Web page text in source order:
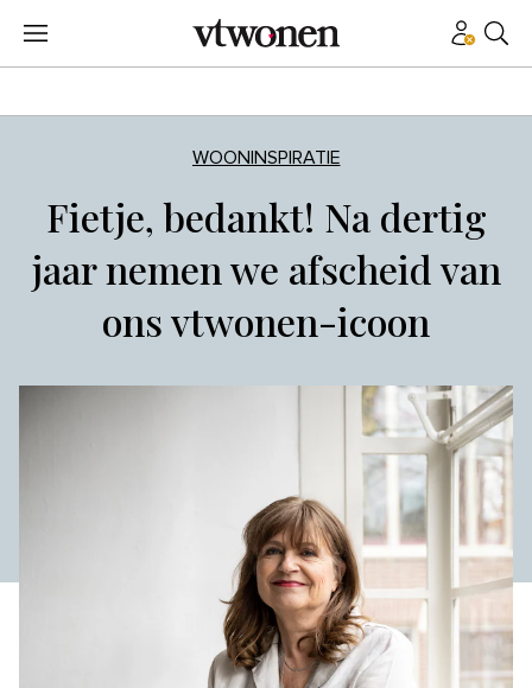
WOONINSPIRATIE
Fietje, bedankt! Na dertig
jaar nemen we afscheid van
ons vtwonen-icoon